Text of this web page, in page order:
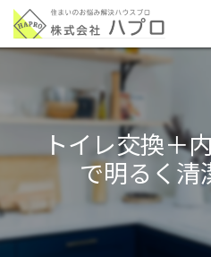
トイレ交換＋
で明るく清